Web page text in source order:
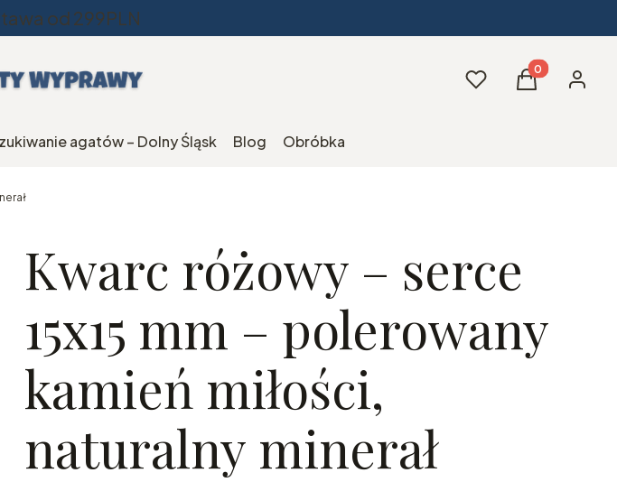
od 299PLN
UlubioneProdukty w
Koszyk
agatów – Dolny Śląsk Blog Obróbka
Kwarc różowy – serce
15x15 mm – polerowany
kamień miłości,
naturalny minerał